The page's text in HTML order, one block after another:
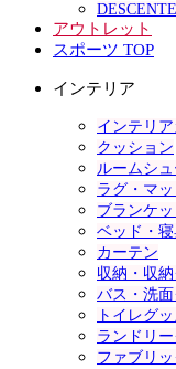
DESCENTE
アウトレット
スポーツ TOP
インテリア
インテリ
クッション
ルームシ
ラグ・マッ
ブランケッ
ベッド・
カーテン
収納・収
バス・洗
トイレグ
ランドリ
ファブリ